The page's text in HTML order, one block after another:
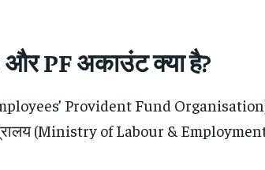
और PF अकाउंट क्या है?
Provident Fund
(Ministry of Labour &